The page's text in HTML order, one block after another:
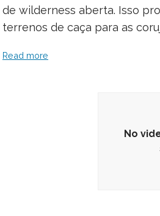
de wilderness aberta. Isso
terrenos de caça para as
Read more
No